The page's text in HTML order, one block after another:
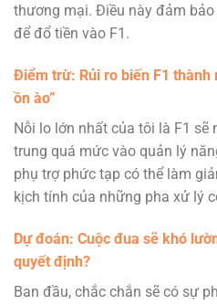
thương mại. Điều này đảm
để đổ tiền vào F1.
Điểm trừ: Rủi ro biến F1 thành
ồn ào”
Nỗi lo lớn nhất của tôi là F1
trung quá mức vào quản lý
phụ trợ phức tạp có thể làm
kịch tính của những pha xử lý
Dự đoán: Cuộc đua sẽ khó
quyết định?
Ban đầu, chắc chắn sẽ có sự